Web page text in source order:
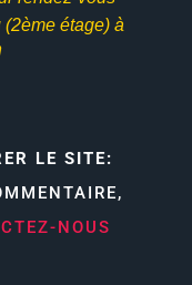
étage) à
LE SITE:
NOUS